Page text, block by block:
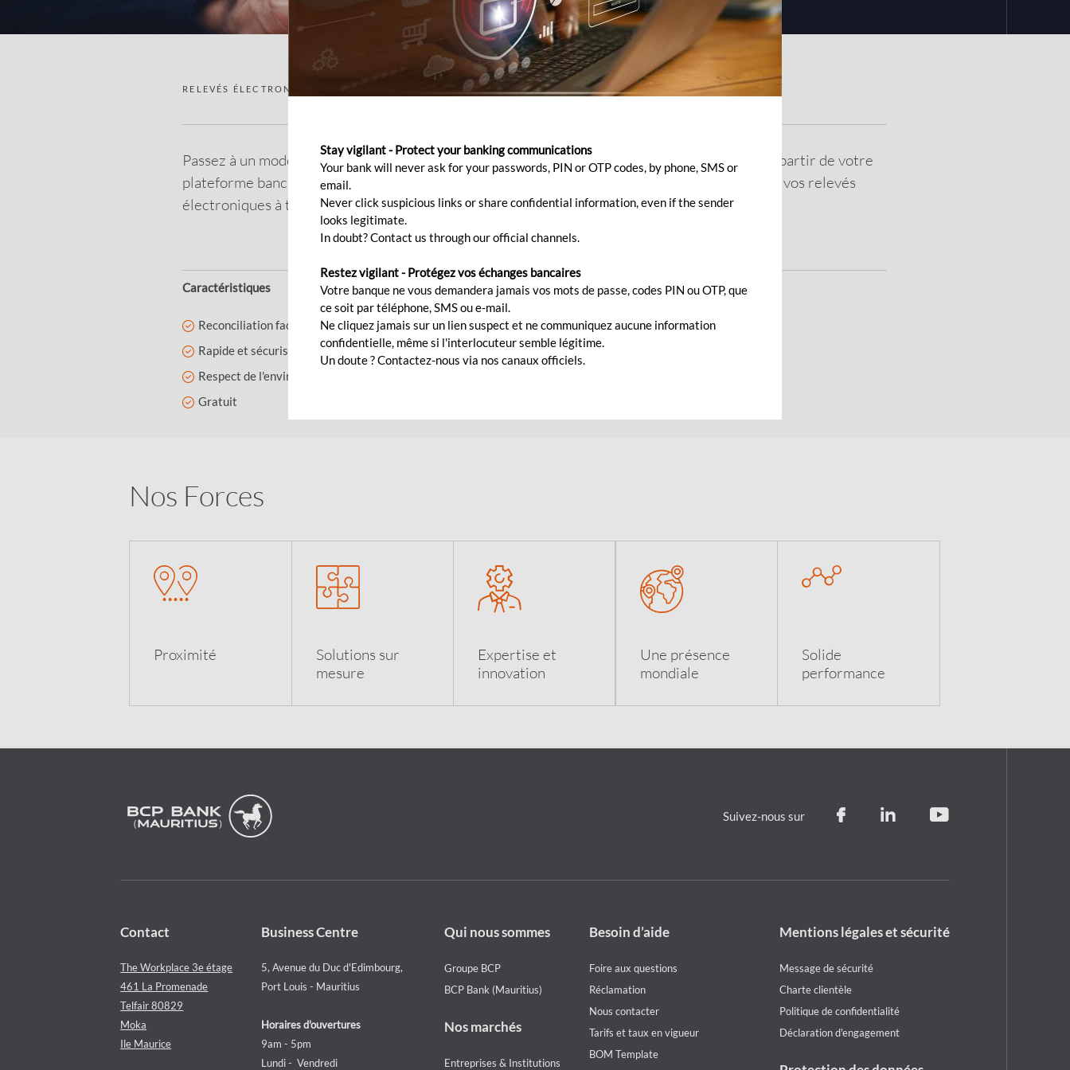
RELEVÉS ÉLECTRONIQUES
Passez à un mode de réception facile, sans papier et pratique de vos relevés par courriel ou à partir de votre
plateforme bancaire en ligne, sans frais supplémentaires. Consultez, imprimez et téléchargez vos relevés
électroniques à tout moment tout en choisissant de respecter l'environnement.
Caractéristiques
Reconciliation facile
Rapide et sécurisé
Respect de l'environnement
Gratuit
Nos Forces
Proximité
Solutions sur
mesure
Expertise et
innovation
Une présence
mondiale
Solide
performance
Stay vigilant - Protect your banking communications
Your bank will never ask for your passwords, PIN or OTP codes, by phone, SMS or
email.
Never click suspicious links or share confidential information, even if the sender
looks legitimate.
In doubt? Contact us through our official channels.
Restez vigilant - Protégez vos échanges bancaires
Votre banque ne vous demandera jamais vos mots de passe, codes PIN ou OTP, que
ce soit par téléphone, SMS ou e-mail.
Ne cliquez jamais sur un lien suspect et ne communiquez aucune information
confidentielle, même si l'interlocuteur semble légitime.
Un doute ? Contactez-nous via nos canaux officiels.
Suivez-nous sur
Contact
The Workplace 3e étage
461 La Promenade
Telfair 80829
Moka
Ile Maurice
Business Centre
5, Avenue du Duc d'Edimbourg,
Port Louis - Mauritius
Horaires d'ouvertures
9am - 5pm
Lundi - Vendredi
Footer
we
Qui nous sommes
Groupe BCP
BCP Bank (Mauritius)
Nos marchés
Entreprises & Institutions
Footer
menu
Besoin d’aide
Foire aux questions
Réclamation
Nous contacter
Tarifs et taux en vigueur
BOM Template
Footer
notice
Mentions légales et sécurité
Message de sécurité
Charte clientèle
Politique de confidentialité
Déclaration d'engagement